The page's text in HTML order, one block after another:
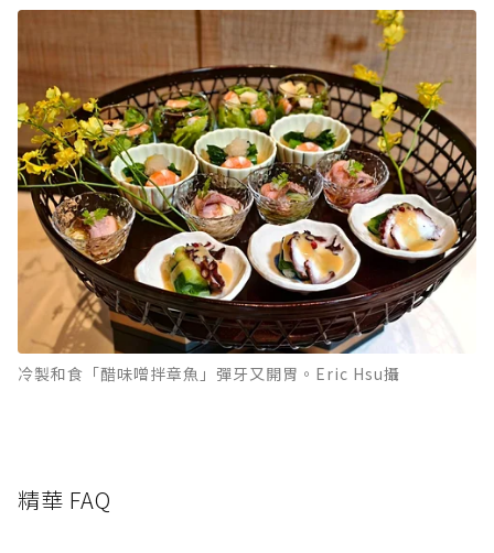
冷製和食「醋味噌拌章魚」彈牙又開胃。Eric Hsu攝
精華 FAQ